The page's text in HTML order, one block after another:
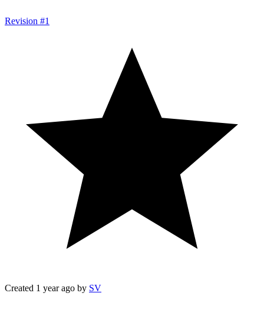
Revision #1
Created 1 year ago by SV